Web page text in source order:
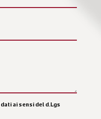
ai sensi del d.Lgs